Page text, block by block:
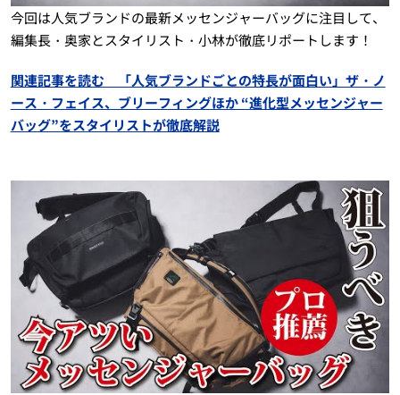
今回は人気ブランドの最新メッセンジャーバッグに注目して、
編集長・奥家とスタイリスト・小林が徹底リポートします！
関連記事を読む 「人気ブランドごとの特長が面白い」ザ・ノ
ース・フェイス、ブリーフィングほか “進化型メッセンジャー
バッグ”をスタイリストが徹底解説